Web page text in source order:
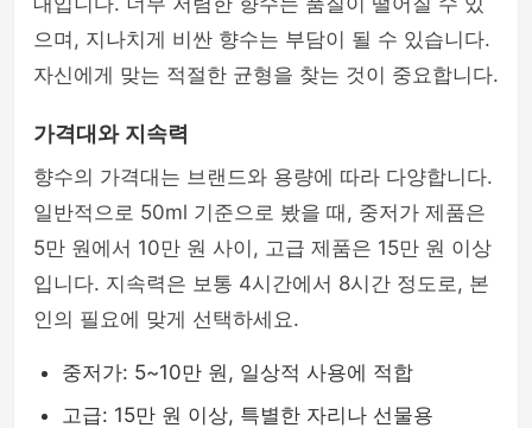
으며, 지나치게 비싼 향수는 부담이 될 수 있습니다.
자신에게 맞는 적절한 균형을 찾는 것이 중요합니다.
가격대와 지속력
향수의 가격대는 브랜드와 용량에 따라 다양합니다.
일반적으로 50ml 기준으로 봤을 때, 중저가 제품은
5만 원에서 10만 원 사이, 고급 제품은 15만 원 이상
입니다. 지속력은 보통 4시간에서 8시간 정도로, 본
인의 필요에 맞게 선택하세요.
중저가: 5~10만 원, 일상적 사용에 적합
고급: 15만 원 이상, 특별한 자리나 선물용